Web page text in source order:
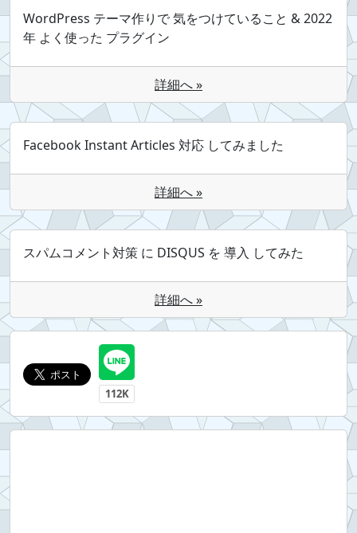
WordPress テーマ作りで 気をつけていること & 2022
年 よく使った プラグイン
詳細へ »
Facebook Instant Articles 対応 してみました
詳細へ »
スパムコメント対策 に DISQUS を 導入 してみた
詳細へ »